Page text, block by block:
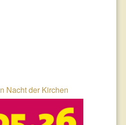
Nacht der Kirchen